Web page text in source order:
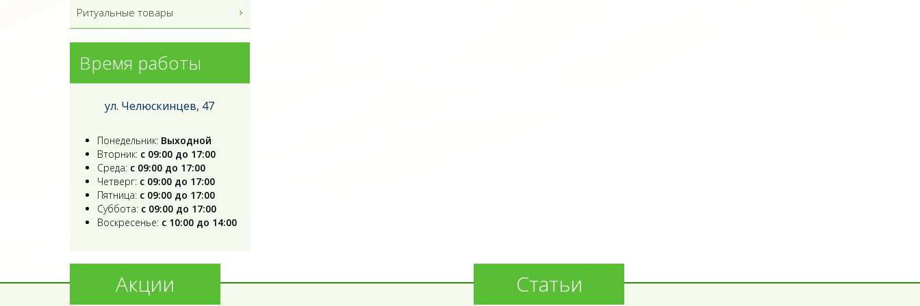
Ритуальные товары
Время работы
ул. Челюскинцев, 47
Понедельник: Выходной
Вторник: с 09:00 до 17:00
Среда: с 09:00 до 17:00
Четверг: с 09:00 до 17:00
Пятница: с 09:00 до 17:00
Суббота: с 09:00 до 17:00
Воскресенье: с 10:00 до 14:00
Акции Статьи